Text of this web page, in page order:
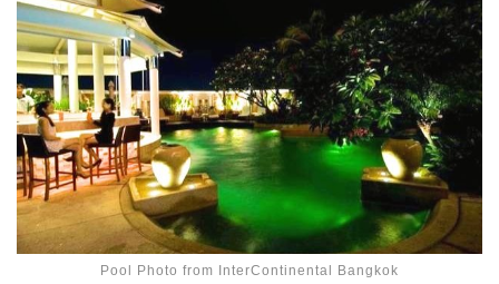
Pool Photo from InterContinental Bangkok